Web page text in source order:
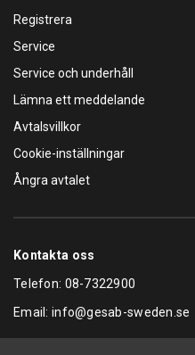
Registrera
Service
Service och underhåll
Lämna ett meddelande
Avtalsvillkor
Cookie-inställningar
Ångra avtalet
Kontakta oss
Telefon: 08-7322900
Email: info@gesab-sweden.se